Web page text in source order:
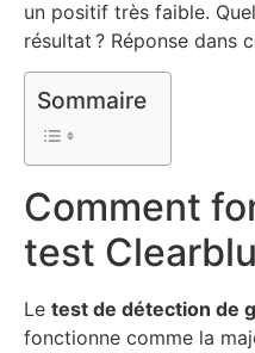
un positif très faible.
résultat ? Réponse dans
Sommaire
Comment
test
Le test de détection de
fonctionne comme la